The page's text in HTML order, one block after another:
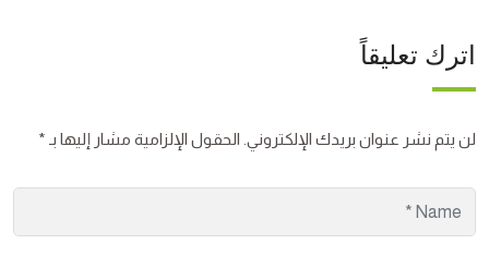
اترك تعليقاً
لن يتم نشر عنوان بريدك الإلكتروني. الحقول الإلزامية مشار إليها بـ *